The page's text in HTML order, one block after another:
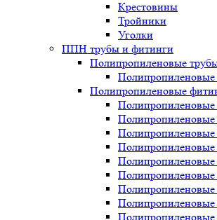
Крестовины
Тройники
Уголки
ППН трубы и фитинги
Полипропиленовые
Полипропиленовые
Полипропиленовые
Полипропиленовые
Полипропиленовые
Полипропиленовые
Полипропиленовые